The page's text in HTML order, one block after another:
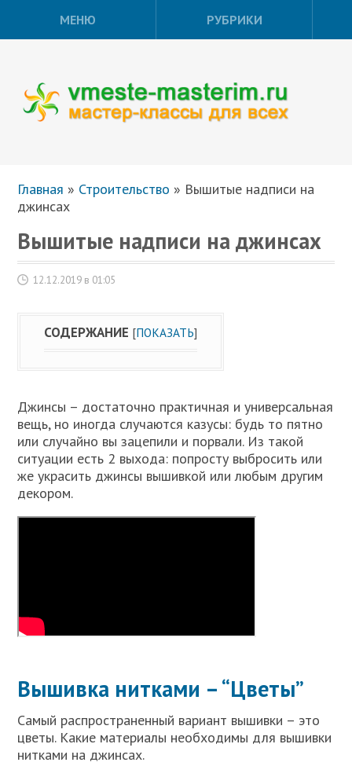
МЕНЮ РУБРИКИ
Главная » Строительство » Вышитые надписи на
джинсах
Вышитые надписи на джинсах
12.12.2019 в 01:05
СОДЕРЖАНИЕ [ПОКАЗАТЬ]
Джинсы – достаточно практичная и универсальная
вещь, но иногда случаются казусы: будь то пятно
или случайно вы зацепили и порвали. Из такой
ситуации есть 2 выхода: попросту выбросить или
же украсить джинсы вышивкой или любым другим
декором.
Вышивка нитками – “Цветы”
Самый распространенный вариант вышивки – это
цветы. Какие материалы необходимы для вышивки
нитками на джинсах.